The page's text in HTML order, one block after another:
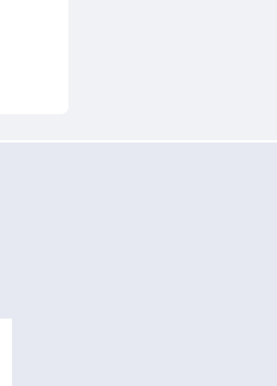
で開く